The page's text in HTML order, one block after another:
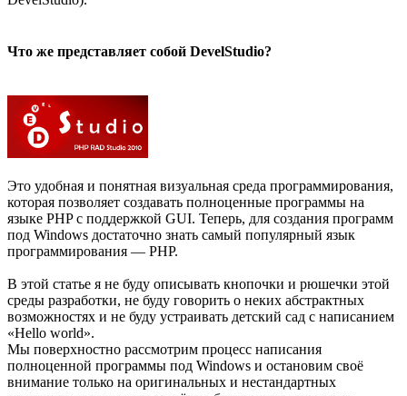
Что же представляет собой DevelStudio?
Это удобная и понятная визуальная среда программирования,
которая позволяет создавать полноценные программы на
языке PHP с поддержкой GUI. Теперь, для создания программ
под Windows достаточно знать самый популярный язык
программирования — PHP.
В этой статье я не буду описывать кнопочки и рюшечки этой
среды разработки, не буду говорить о неких абстрактных
возможностях и не буду устраивать детский сад с написанием
«Hello world».
Мы поверхностно рассмотрим процесс написания
полноценной программы под Windows и остановим своё
внимание только на оригинальных и нестандартных